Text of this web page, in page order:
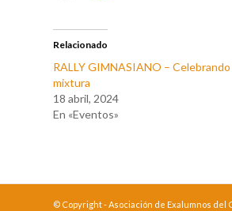
Relacionado
RALLY GIMNASIANO – Celebrando
mixtura
18 abril, 2024
En «Eventos»
© Copyright - Asociación de Exalumnos del